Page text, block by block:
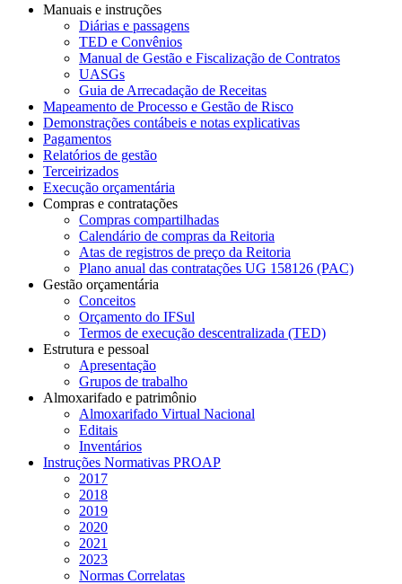
Manuais e instruções
Diárias e passagens
TED e Convênios
Manual de Gestão e Fiscalização de Contratos
UASGs
Guia de Arrecadação de Receitas
Mapeamento de Processo e Gestão de Risco
Demonstrações contábeis e notas explicativas
Pagamentos
Relatórios de gestão
Terceirizados
Execução orçamentária
Compras e contratações
Compras compartilhadas
Calendário de compras da Reitoria
Atas de registros de preço da Reitoria
Plano anual das contratações UG 158126 (PAC)
Gestão orçamentária
Conceitos
Orçamento do IFSul
Termos de execução descentralizada (TED)
Estrutura e pessoal
Apresentação
Grupos de trabalho
Almoxarifado e patrimônio
Almoxarifado Virtual Nacional
Editais
Inventários
Instruções Normativas PROAP
2017
2018
2019
2020
2021
2023
Normas Correlatas